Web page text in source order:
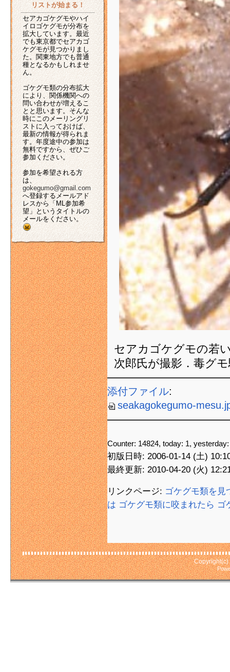
リストが始まる！
セアカゴケグモやハイ
イロゴケグモが分布を
拡大しています。最近
でも東京都でセアカゴ
ケグモが見つかりまし
た。関東地方でも普通
種となるかもしれませ
ん。
ゴケグモ類の分布拡大
により、関係機関への
問い合わせが増えるこ
とと思います。そんな
時にこのメーリングリ
ストに入っておけば、
最新の情報が得られま
す。年度途中の参加は
無料ですから、ぜひご
参加ください。
参加を希望される方
は、
gokegumo@gmail.com
へ登録するメールアド
レスから「ML参加希
望」というタイトルの
メールをください。
セアカゴケグモの若
次郎氏が撮影．毒グ
添付ファイル:
seakagokegumo-
Counter: 14824, today: 1,
初版日時: 2006-01-14 (土)
最終更新: 2010-04-20 (火)
リンクページ: ゴケグモ類を見
は ゴケグモ類に咬まれたら ゴ